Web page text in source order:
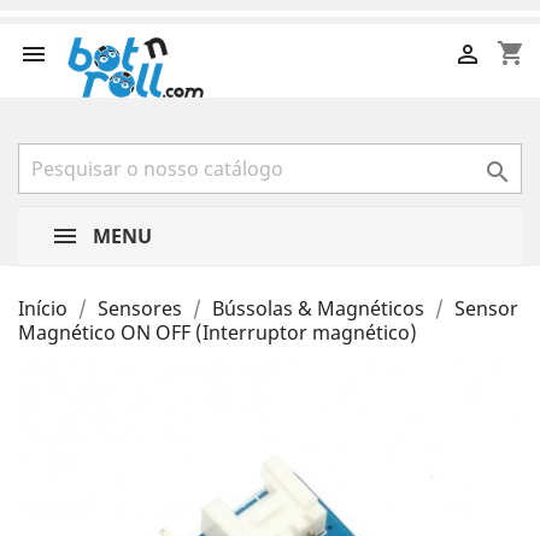
 shopping_cart


MENU
Início Sensores Bússolas & Magnéticos
Sensor
Magnético ON OFF (Interruptor magnético)